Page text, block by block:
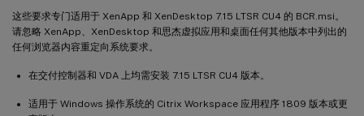
这些要求专门适用于 XenApp 和 XenDesktop 7.15 LTSR CU4 的 BCR.msi。
请忽略 XenApp、XenDesktop 和思杰虚拟应用和桌面任何其他版本中列出的
任何浏览器内容重定向系统要求。
在交付控制器和 VDA 上均需安装 7.15 LTSR CU4 版本。
适用于 Windows 操作系统的 Citrix Workspace 应用程序 1809 版本或更